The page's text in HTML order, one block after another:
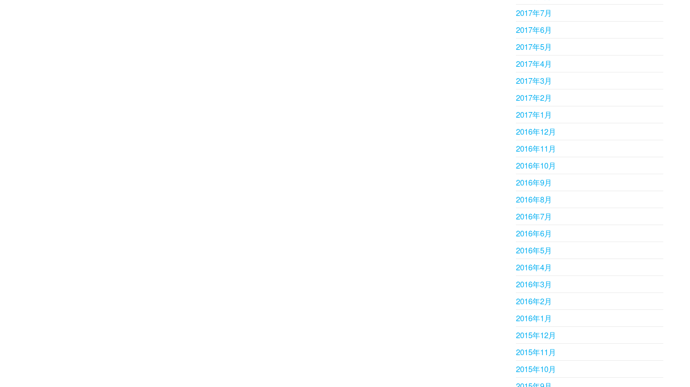
2017年7月
2017年6月
2017年5月
2017年4月
2017年3月
2017年2月
2017年1月
2016年12月
2016年11月
2016年10月
2016年9月
2016年8月
2016年7月
2016年6月
2016年5月
2016年4月
2016年3月
2016年2月
2016年1月
2015年12月
2015年11月
2015年10月